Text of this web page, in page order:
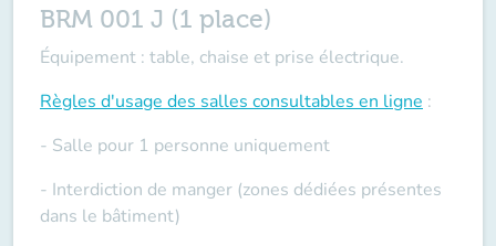
BRM 001 J (1 place)
Équipement : table, chaise et prise électrique.
Règles d'usage des salles consultables en ligne :
- Salle pour 1 personne uniquement
- Interdiction de manger (zones dédiées présentes
dans le bâtiment)